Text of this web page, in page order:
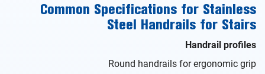
Common Specifications for Stainless
Steel Handrails for Stairs
Handrail profiles
Round handrails for ergonomic grip